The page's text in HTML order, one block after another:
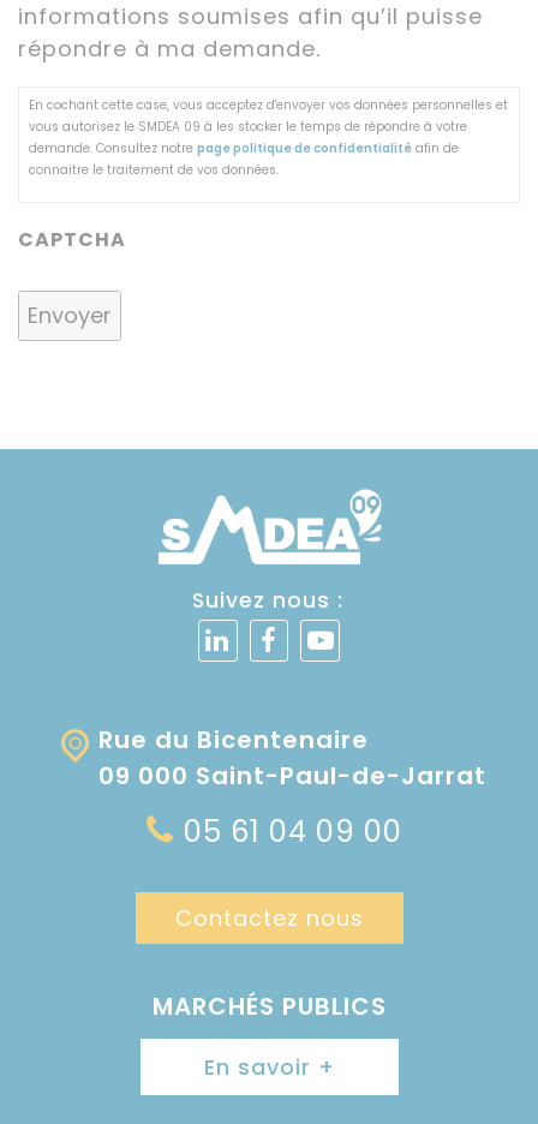
informations soumises afin qu’il puisse
répondre à ma demande.
En cochant cette case, vous acceptez d'envoyer vos données personnelles et
vous autorisez le SMDEA 09 à les stocker le temps de répondre à votre
demande. Consultez notre page politique de confidentialité afin de
connaitre le traitement de vos données.
CAPTCHA
Suivez nous :
Rue du Bicentenaire
09 000 Saint-Paul-de-Jarrat
05 61 04 09 00
Contactez nous
MARCHÉS PUBLICS
En savoir +